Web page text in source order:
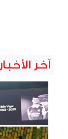
آخر الأخبار